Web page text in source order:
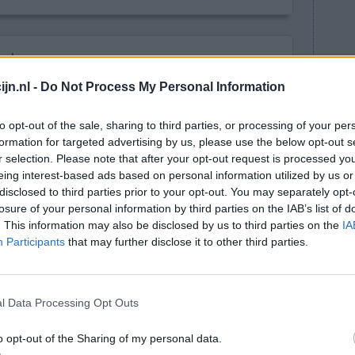
- Do Not Process My Personal Information
opt-out of the sale, sharing to third parties, or processing of your
for targeted advertising by us, please use the below opt-out
selection. Please note that after your opt-out request is processed
interest-based ads based on personal information utilized by us
to third parties prior to your opt-out. You may separately
of your personal information by third parties on the IAB’s list of
This information may also be disclosed by us to third parties on the
Participants that may further disclose it to other third parties.
Data Processing Opt Outs
opt-out of the Sharing of my personal data.
de beroepsvereniging van
van negentien merken paracetamol. Geen
stof PCA. De uitkomst van het
een onderzoek dat NRC en tv-programma
lieten in een Belgisch laboratorium elf
Ook deze bleken niet vervuild.
onze eerdere uitspraken over het veilig
paracetamol gewoon blijven innemen.”
leeftijd